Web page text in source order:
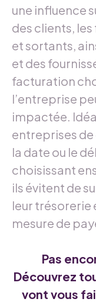
une influence
des clients,
et sortants,
et des
facturation
l’entreprise
impactée.
entreprises
la date ou le
choisissant
ils évitent de
leur trésorerie
mesure de
Pas
Découvrez
vont vous